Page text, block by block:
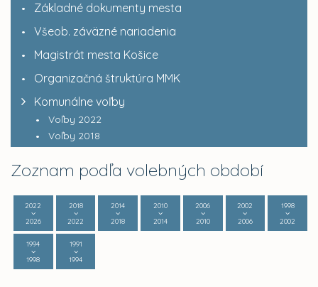
Základné dokumenty mesta
Všeob. záväzné nariadenia
Magistrát mesta Košice
Organizačná štruktúra MMK
Komunálne voľby
Voľby 2022
Voľby 2018
Zoznam podľa volebných období
2022
2026
2018
2022
2014
2018
2010
2014
2006
2010
2002
2006
1998
2002
1994
1998
1991
1994